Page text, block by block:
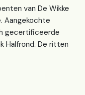
van De Wikke
Aangekochte
gecertificeerde
Halfrond. De ritten